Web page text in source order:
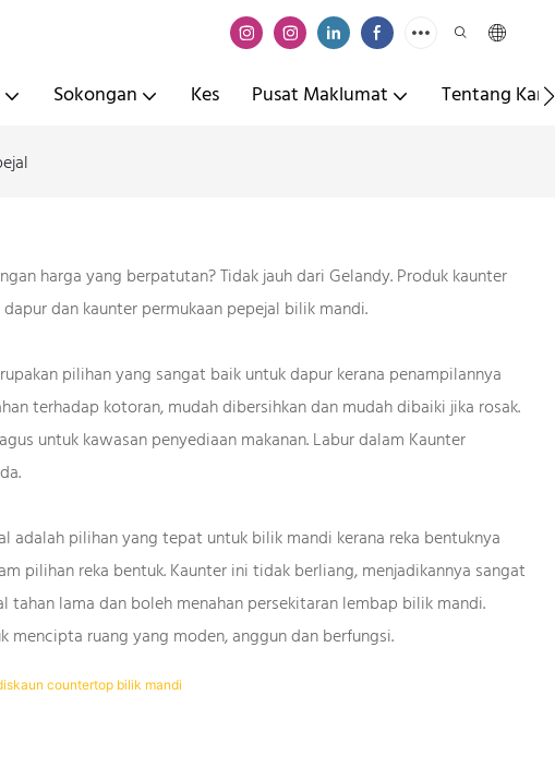
Sokongan Kes Pusat Maklumat Tentang
harga yang berpatutan? Tidak jauh dari Gelandy. Produk kaunter
dan kaunter permukaan pepejal bilik mandi.
pilihan yang sangat baik untuk dapur kerana penampilannya
terhadap kotoran, mudah dibersihkan dan mudah dibaiki jika rosak.
untuk kawasan penyediaan makanan. Labur dalam Kaunter
adalah pilihan yang tepat untuk bilik mandi kerana reka bentuknya
pilihan reka bentuk. Kaunter ini tidak berliang, menjadikannya sangat
tahan lama dan boleh menahan persekitaran lembap bilik mandi.
mencipta ruang yang moden, anggun dan berfungsi.